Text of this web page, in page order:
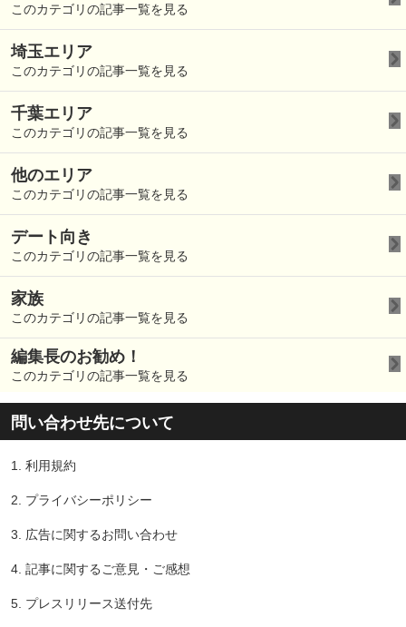
このカテゴリの記事一覧を見る
埼玉エリア
このカテゴリの記事一覧を見る
千葉エリア
このカテゴリの記事一覧を見る
他のエリア
このカテゴリの記事一覧を見る
デート向き
このカテゴリの記事一覧を見る
家族
このカテゴリの記事一覧を見る
編集長のお勧め！
このカテゴリの記事一覧を見る
問い合わせ先について
1. 利用規約
2. プライバシーポリシー
3. 広告に関するお問い合わせ
4. 記事に関するご意見・ご感想
5. プレスリリース送付先